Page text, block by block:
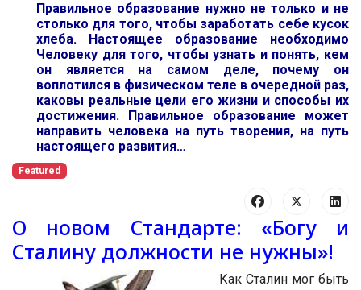
Правильное образование нужно не только и не
столько для того, чтобы заработать себе кусок
хлеба. Настоящее образование необходимо
Человеку для того, чтобы узнать и понять, кем
он является на самом деле, почему он
воплотился в физическом теле в очередной раз,
каковы реальные цели его жизни и способы их
достижения. Правильное образование может
направить человека на путь творения, на путь
настоящего развития…
Featured
О новом Стандарте: «Богу и
Сталину должности не нужны»!
Как Сталин мог быть